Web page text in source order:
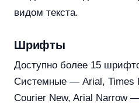
видом текста.
Шрифты
Доступно более 15
Системные — Arial, Times
Courier New, Arial Narrow